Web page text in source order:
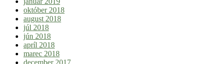
október 2018
august 2018
júl 2018
jún 2018
apríl 2018
marec 2018
december 2017